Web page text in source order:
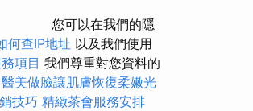
您可以在我們的隱
何查IP地址 以及我們使用
項目 我們尊重對您資料的
醫美做臉讓肌膚恢復柔嫩光
技巧 精緻茶會服務安排